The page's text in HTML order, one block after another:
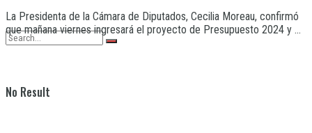
No Result
La Presidenta de la Cámara de Diputados, Cecilia Moreau, confirmó
que mañana viernes ingresará el proyecto de Presupuesto 2024 y ...